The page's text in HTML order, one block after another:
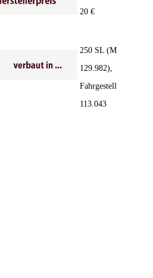
20 €
250 SL (M
129.982),
Fahrgestell
113.043